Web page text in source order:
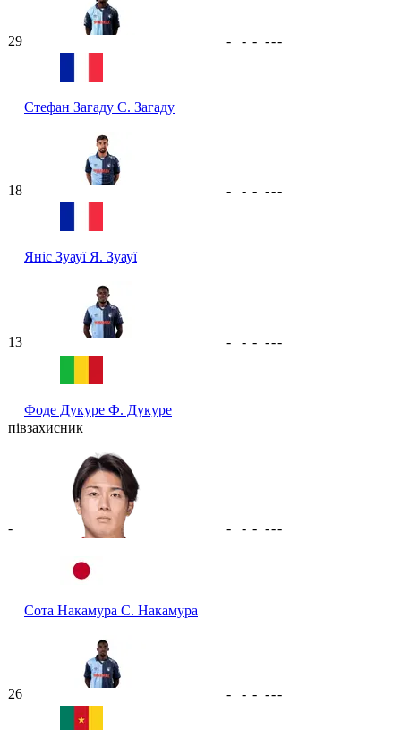
29
Стефан Загаду С. Загаду
- - - ---
18
Яніс Зуауї Я. Зуауї
- - - ---
13
Фоде Дукуре Ф. Дукуре
- - - ---
півзахисник
-
Сота Накамура С. Накамура
- - - ---
26 - - - ---